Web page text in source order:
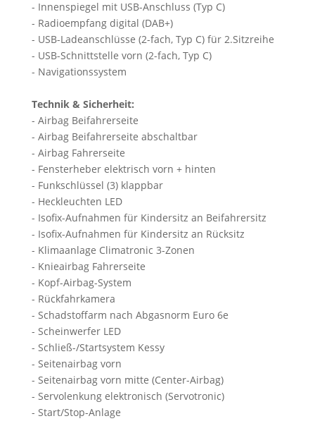
- Innenspiegel mit USB-Anschluss (Typ C)
- Radioempfang digital (DAB+)
- USB-Ladeanschlüsse (2-fach, Typ C) für 2.Sitzreihe
- USB-Schnittstelle vorn (2-fach, Typ C)
- Navigationssystem
Technik & Sicherheit:
- Airbag Beifahrerseite
- Airbag Beifahrerseite abschaltbar
- Airbag Fahrerseite
- Fensterheber elektrisch vorn + hinten
- Funkschlüssel (3) klappbar
- Heckleuchten LED
- Isofix-Aufnahmen für Kindersitz an Beifahrersitz
- Isofix-Aufnahmen für Kindersitz an Rücksitz
- Klimaanlage Climatronic 3-Zonen
- Knieairbag Fahrerseite
- Kopf-Airbag-System
- Rückfahrkamera
- Schadstoffarm nach Abgasnorm Euro 6e
- Scheinwerfer LED
- Schließ-/Startsystem Kessy
- Seitenairbag vorn
- Seitenairbag vorn mitte (Center-Airbag)
- Servolenkung elektronisch (Servotronic)
- Start/Stop-Anlage